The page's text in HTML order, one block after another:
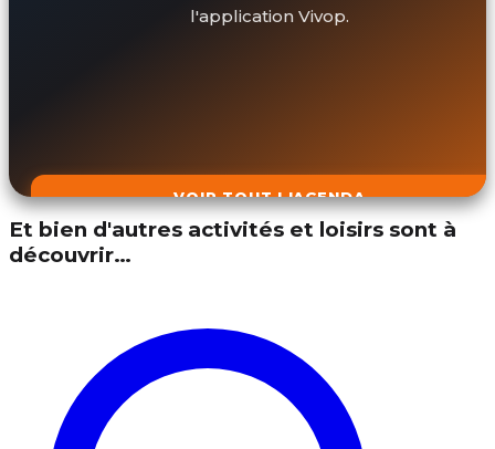
l'application Vivop.
VOIR TOUT L'AGENDA
Et bien d'autres activités et loisirs sont à
découvrir…